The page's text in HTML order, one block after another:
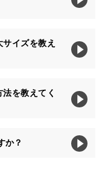
イズを教え
を教えてく
か？